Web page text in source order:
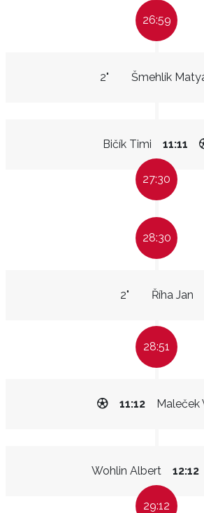
26:59
Šmehlík
2"
Bičík Timi 11:11
27:30
28:30
Říha Jan
2"
28:51
Maleček
11:12
Wohlin Albert 12:12
29:12